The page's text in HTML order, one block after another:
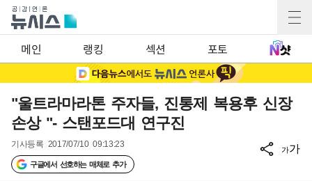
메인 랭킹 섹션 포토
"울트라마라톤 주자들, 진통제 복용후 신장
손상 "- 스탠포드대 연구진
기사등록 2017/07/10 09:13:23
구글에서 선호하는 매체로 추가
가가